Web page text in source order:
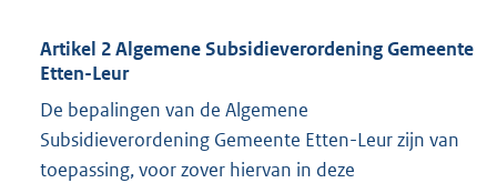
Artikel 2 Algemene Subsidieverordening Gemeente
Etten-Leur
De bepalingen van de Algemene
Subsidieverordening Gemeente Etten-Leur zijn van
toepassing, voor zover hiervan in deze